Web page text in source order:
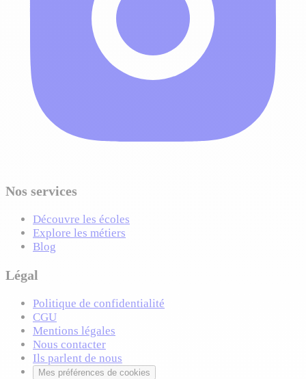
Nos services
Découvre les écoles
Explore les métiers
Blog
Légal
Politique de confidentialité
CGU
Mentions légales
Nous contacter
Ils parlent de nous
Mes préférences de cookies